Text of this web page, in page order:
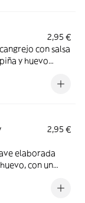
2,95 €
con salsa
y huevo
2,95 €
elaborada
con un